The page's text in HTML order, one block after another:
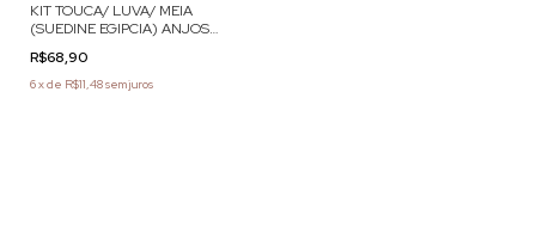
KIT TOUCA/ LUVA/ MEIA
(SUEDINE EGIPCIA) ANJOS
BABY
R$68,90
6xde R$11,48sem juros